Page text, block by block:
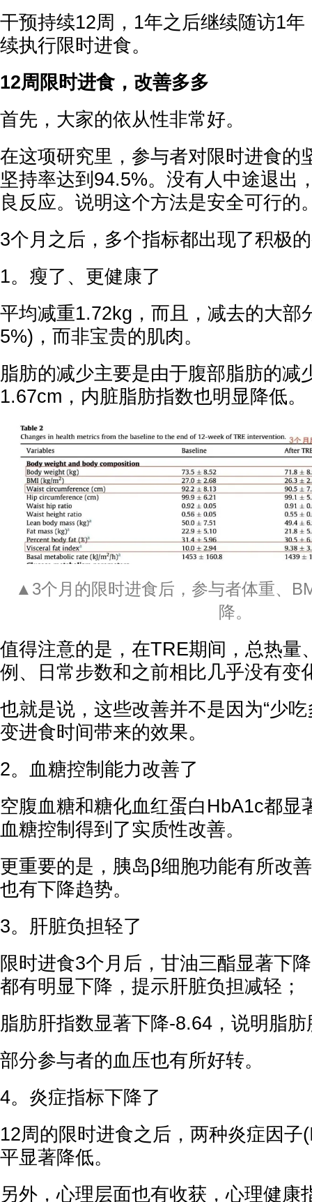
干预持续12周，1年之后继续随访1
续执行限时进食。
12周限时进食，改善多多
首先，大家的依从性非常好。
在这项研究里，参与者对限时进食的
坚持率达到94.5%。没有人中途退出
良反应。说明这个方法是安全可行的
3个月之后，多个指标都出现了积极
1。瘦了、更健康了
平均减重1.72kg，而且，减去的大部
5%)，而非宝贵的肌肉。
脂肪的减少主要是由于腹部脂肪的减
1.67cm，内脏脂肪指数也明显降低。
▲3个月的限时进食后，参与者体重、
降。
值得注意的是，在TRE期间，总热量
例、日常步数和之前相比几乎没有变
也就是说，这些改善并不是因为“少
变进食时间带来的效果。
2。血糖控制能力改善了
空腹血糖和糖化血红蛋白HbA1c都显
血糖控制得到了实质性改善。
更重要的是，胰岛β细胞功能有所改
也有下降趋势。
3。肝脏负担轻了
限时进食3个月后，甘油三酯显著下
都有明显下降，提示肝脏负担减轻；
脂肪肝指数显著下降-8.64，说明脂
部分参与者的血压也有所好转。
4。炎症指标下降了
12周的限时进食之后，两种炎症因子
平显著降低。
另外，心理层面也有收获，心理健康